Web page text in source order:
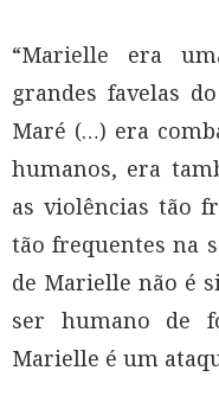
“Marielle era
grandes favelas
Maré (…) era
humanos, era
as violências tão
tão frequentes na
de Marielle não é
ser humano de
Marielle é um